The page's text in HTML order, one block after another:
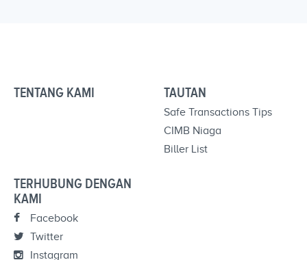
TENTANG KAMI TAUTAN
Safe Transactions Tips
CIMB Niaga
Biller List
TERHUBUNG DENGAN
KAMI
Facebook
Twitter
Instagram